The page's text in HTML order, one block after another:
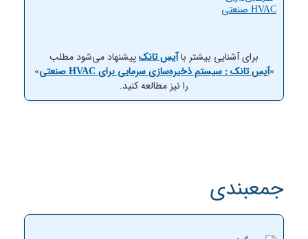
برای آشنایی بیشتر باآیس تانکپیشنهاد می‌شود مطلب
«آیس تانک : سیستم ذخیره‌سازی سرمایی برای HVAC صنعتی
»
را نیز مطالعه کنید.
جمعبندی